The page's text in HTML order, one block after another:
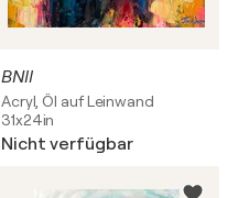
BNII
Acryl, Öl auf Leinwand
31x24in
Nicht verfügbar